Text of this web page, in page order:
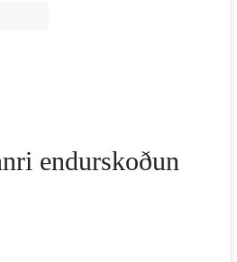
endurskoðun